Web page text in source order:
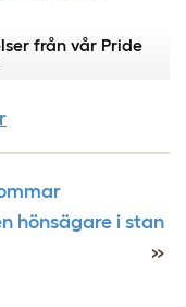
från vår Pride
hönsägare i stan
»